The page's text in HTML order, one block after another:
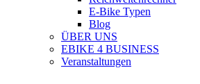
E-Bike Typen
Blog
ÜBER UNS
EBIKE 4 BUSINESS
Veranstaltungen